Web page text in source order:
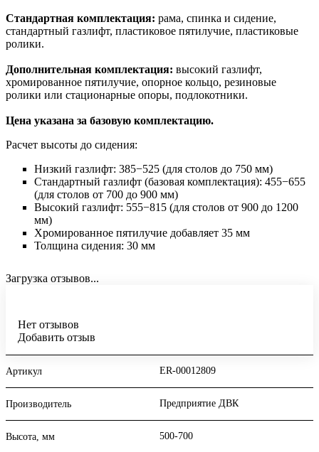
Стандартная комплектация: рама, спинка и сидение,
стандартный газлифт, пластиковое пятилучие, пластиковые
ролики.
Дополнительная комплектация: высокий газлифт,
хромированное пятилучие, опорное кольцо, резиновые
ролики или стационарные опоры, подлокотники.
Цена указана за базовую комплектацию.
Расчет высоты до сидения:
Низкий газлифт: 385−525 (для столов до 750 мм)
Стандартный газлифт (базовая комплектация): 455−655
(для столов от 700 до 900 мм)
Высокий газлифт: 555−815 (для столов от 900 до 1200
мм)
Хромированное пятилучие добавляет 35 мм
Толщина сидения: 30 мм
Загрузка отзывов...
Нет отзывов
Добавить отзыв
Артикул ER-00012809
Производитель Предприятие ДВК
Высота, мм 500-700